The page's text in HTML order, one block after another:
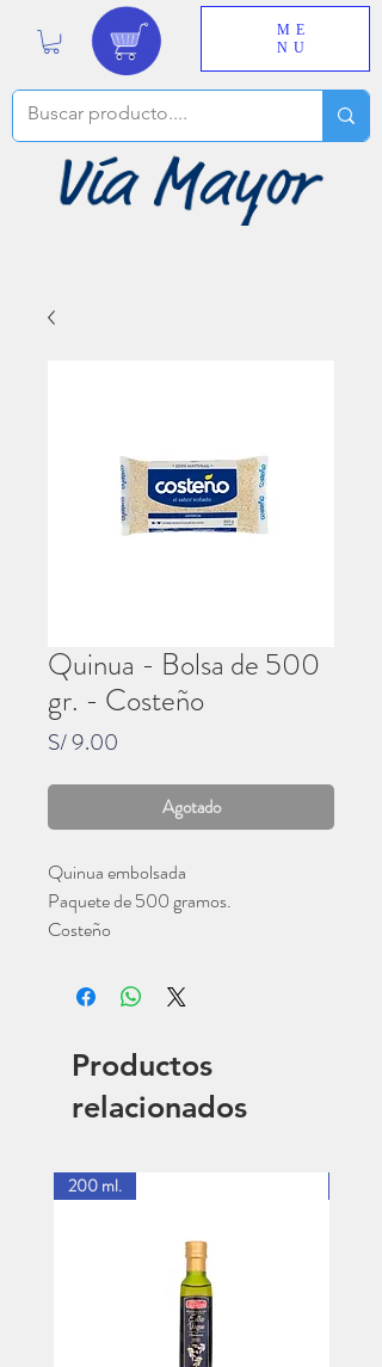
ME
NU
Quinua - Bolsa de 500
gr. - Costeño
S/ 9.00
Agotado
Quinua embolsada
Paquete de 500 gramos.
Costeño
Productos
relacionados
200 ml.